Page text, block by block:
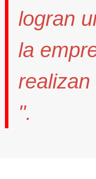
logran
la
".